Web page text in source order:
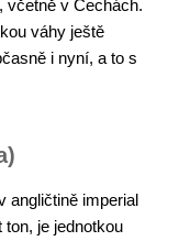
včetně v Čechách.
váhy ještě
i nyní, a to s
angličtině imperial
ton, je jednotkou